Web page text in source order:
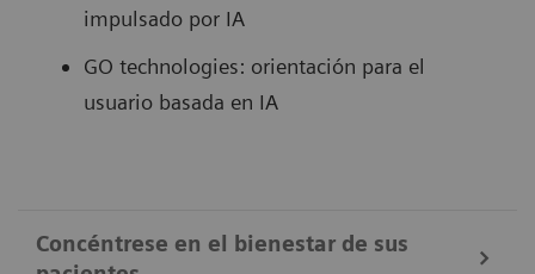
impulsado por IA
GO technologies: orientación para el
usuario basada en IA
Concéntrese en el bienestar de sus